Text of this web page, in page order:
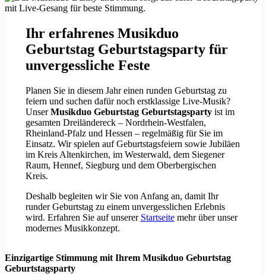
Ihr erfahrenes Musikduo
Geburtstag Geburtstagsparty für
unvergessliche Feste
Planen Sie in diesem Jahr einen runden Geburtstag zu
feiern und suchen dafür noch erstklassige Live-Musik?
UnserMusikduo Geburtstag Geburtstagspartyist im
gesamten Dreiländereck – Nordrhein-Westfalen,
Rheinland-Pfalz und Hessen – regelmäßig für Sie im
Einsatz. Wir spielen auf Geburtstagsfeiern sowie Jubiläen
im Kreis Altenkirchen, im Westerwald, dem Siegener
Raum, Hennef, Siegburg und dem Oberbergischen
Kreis.
Deshalb begleiten wir Sie von Anfang an, damit Ihr
runder Geburtstag zu einem unvergesslichen Erlebnis
wird. Erfahren Sie auf unserer Startseitemehr über unser
modernes Musikkonzept.
Einzigartige Stimmung mit Ihrem Musikduo Geburtstag
Geburtstagsparty